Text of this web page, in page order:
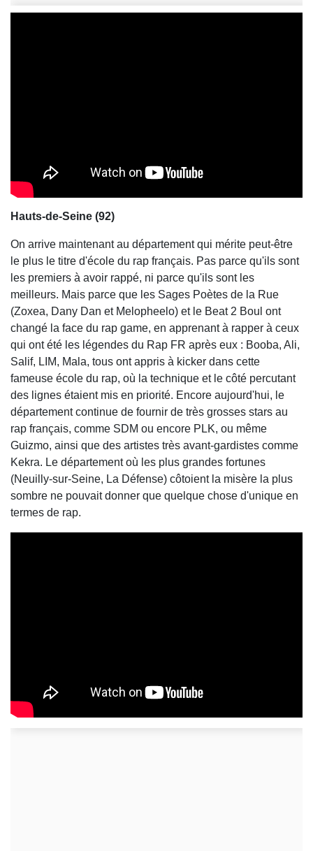
Hauts-de-Seine (92)
On arrive maintenant au département qui mérite peut-être
le plus le titre d'école du rap français. Pas parce qu'ils sont
les premiers à avoir rappé, ni parce qu'ils sont les
meilleurs. Mais parce que les Sages Poètes de la Rue
(Zoxea, Dany Dan et Melopheelo) et le Beat 2 Boul ont
changé la face du rap game, en apprenant à rapper à ceux
qui ont été les légendes du Rap FR après eux : Booba, Ali,
Salif, LIM, Mala, tous ont appris à kicker dans cette
fameuse école du rap, où la technique et le côté percutant
des lignes étaient mis en priorité. Encore aujourd'hui, le
département continue de fournir de très grosses stars au
rap français, comme SDM ou encore PLK, ou même
Guizmo, ainsi que des artistes très avant-gardistes comme
Kekra. Le département où les plus grandes fortunes
(Neuilly-sur-Seine, La Défense) côtoient la misère la plus
sombre ne pouvait donner que quelque chose d'unique en
termes de rap.